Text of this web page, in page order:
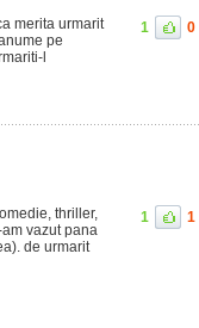
merita urmarit
pe
l
1 0
thriller,
vazut pana
de urmarit
1 1